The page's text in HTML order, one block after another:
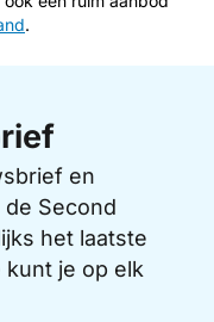
.
en
Second
het laatste
kunt je op elk